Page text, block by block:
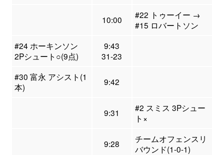
10:00
#22 トゥーイー →
#15 ロバートソン
#24 ホーキンソン
2Pシュート○(9点)
9:43
31-23
#30 富永 アシスト(1
本)
9:42
9:31
#2 スミス 3Pシュー
ト×
9:28
チームオフェンスリ
バウンド(1-0-1)